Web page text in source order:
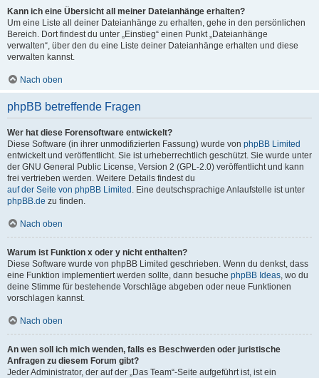
Kann ich eine Übersicht all meiner Dateianhänge erhalten?
Um eine Liste all deiner Dateianhänge zu erhalten, gehe in den persönlichen
Bereich. Dort findest du unter „Einstieg“ einen Punkt „Dateianhänge
verwalten“, über den du eine Liste deiner Dateianhänge erhalten und diese
verwalten kannst.
Nach oben
phpBB betreffende Fragen
Wer hat diese Forensoftware entwickelt?
Diese Software (in ihrer unmodifizierten Fassung) wurde von phpBB Limited
entwickelt und veröffentlicht. Sie ist urheberrechtlich geschützt. Sie wurde unter
der GNU General Public License, Version 2 (GPL-2.0) veröffentlicht und kann
frei vertrieben werden. Weitere Details findest du
auf der Seite von phpBB Limited . Eine deutschsprachige Anlaufstelle ist unter
phpBB.de zu finden.
Nach oben
Warum ist Funktion x oder y nicht enthalten?
Diese Software wurde von phpBB Limited geschrieben. Wenn du denkst, dass
eine Funktion implementiert werden sollte, dann besuche phpBB Ideas, wo du
deine Stimme für bestehende Vorschläge abgeben oder neue Funktionen
vorschlagen kannst.
Nach oben
An wen soll ich mich wenden, falls es Beschwerden oder juristische
Anfragen zu diesem Forum gibt?
Jeder Administrator, der auf der „Das Team“-Seite aufgeführt ist, ist ein